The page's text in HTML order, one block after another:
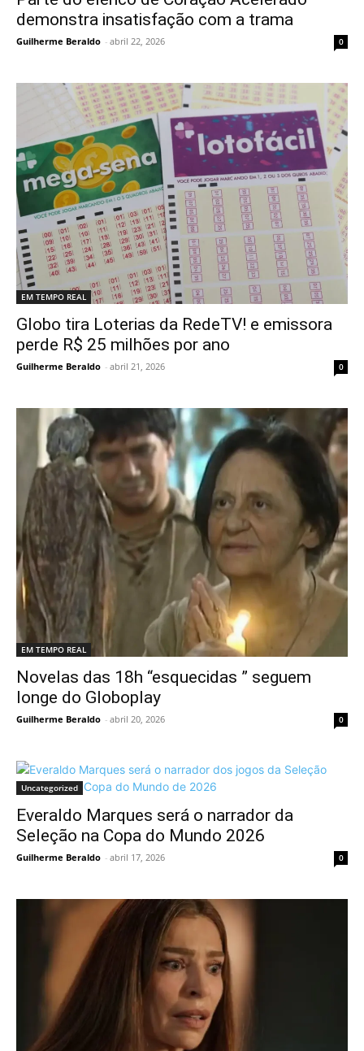
demonstra insatisfação com a trama
Guilherme Beraldo - abril 22, 2026 0
EM TEMPO REAL
Globo tira Loterias da RedeTV! e emissora
perde R$ 25 milhões por ano
Guilherme Beraldo - abril 21, 2026 0
EM TEMPO REAL
Novelas das 18h “esquecidas ” seguem
longe do Globoplay
Guilherme Beraldo - abril 20, 2026 0
Uncategorized
Everaldo Marques será o narrador da
Seleção na Copa do Mundo 2026
Guilherme Beraldo - abril 17, 2026 0